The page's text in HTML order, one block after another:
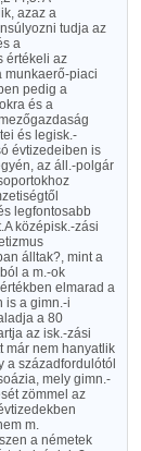
azaz a
tudja az
a
értékeli az
munkaerő-piaci
pedig a
és a
és legisk.-
évtizedeiben is
az áll.-polgár
legfontosabb
középisk.-zási
álltak?, mint a
a m.-ok
elmarad a
is a gimn.-i
a 80
az isk.-zási
már nem hanyatlik
a századfordulótól
mely gimn.-
zömmel az
m.
a németek